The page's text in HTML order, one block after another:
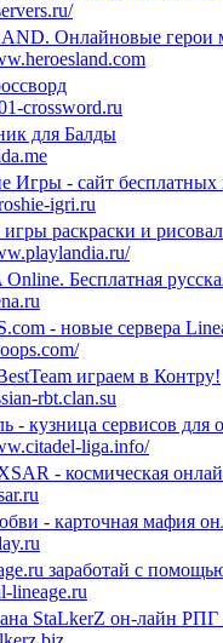
Онлайновые герои
crossword.ru
для Балды
Игры - сайт бесплатных
igri.ru
раскраски и
Бесплатная
- новые сервера
играем в Контру!
rbt.clan.su
- кузница сервисов для
liga.info/
- космическая
- карточная мафия
заработай с
lineage.ru
StaLkerZ он-лайн